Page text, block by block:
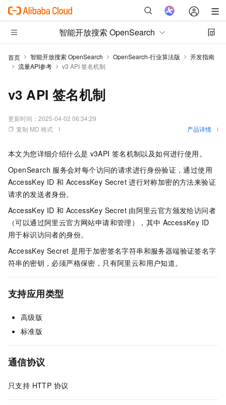
智能开放搜索 OpenSearch
首页 智能开放搜索 OpenSearch OpenSearch-行业算法版
开发指南
流量API参考
v3 API 签名机制
v3 API 签名机制
更新时间： 2025-04-02 06:34:29
复制 MD 格式
产品详情
本文为您详细介绍什么是 v3API 签名机制以及如何进行使用。
OpenSearch 服务会对每个访问的请求进行身份验证，通过使用
AccessKey ID 和 AccessKey Secret 进行对称加密的方法来验证
请求的发送者身份。
AccessKey ID 和 AccessKey Secret 由阿里云官方颁发给访问者
（可以通过阿里云官方网站申请和管理），其中 AccessKey ID
用于标识访问者的身份。
AccessKey Secret 是用于加密签名字符串和服务器端验证签名字
符串的密钥，必须严格保密，只有阿里云和用户知道。
支持应用类型
高级版
标准版
通信协议
只支持 HTTP 协议